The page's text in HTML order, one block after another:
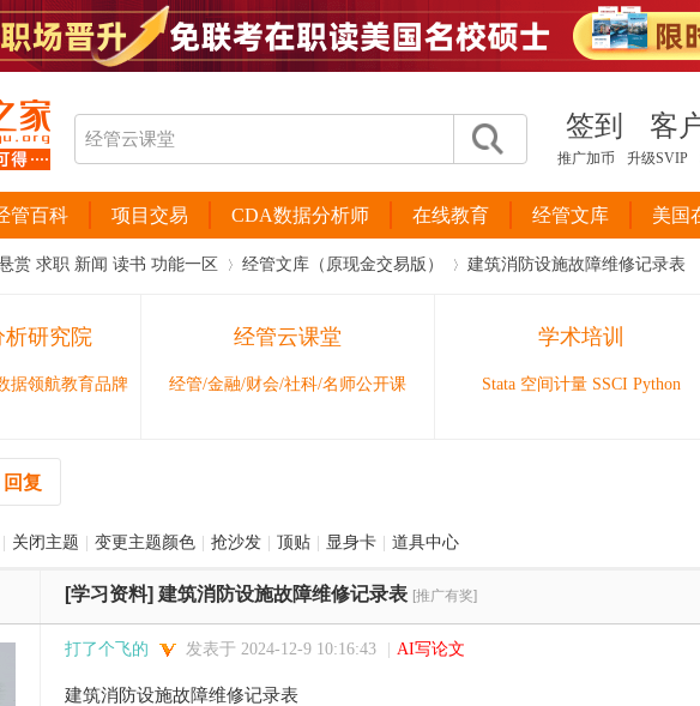
签到 客
推广加币
升级SVIP
管百科 项目交易 CDA数据分析师 在线教育 经管文库 美国
赏 求职 新闻 读书 功能一区 经管文库（原现金交易版） 建筑消防设施故障维修记录表
析研究院
据领航教育品牌
经管云课堂
经管/金融/财会/社科/名师公开课
学术培训
Stata 空间计量 SSCI Python
回复
关闭主题 变更主题颜色 抢沙发 顶贴 显身卡 道具中心
[学习资料] 建筑消防设施故障维修记录表 [推广有奖]
打了个飞的 发表于 2024-12-9 10:16:43 AI写论文
建筑消防设施故障维修记录表